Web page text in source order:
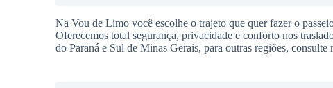
Na Vou de Limo você escolhe o trajeto que quer fazer o
Oferecemos total segurança, privacidade e conforto nos
do Paraná e Sul de Minas Gerais, para outras regiões, consulte